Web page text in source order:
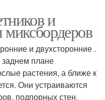
и
и двухсторонние .
заднем плане
растения, а ближе к
Они устраиваются
подпорных стен.